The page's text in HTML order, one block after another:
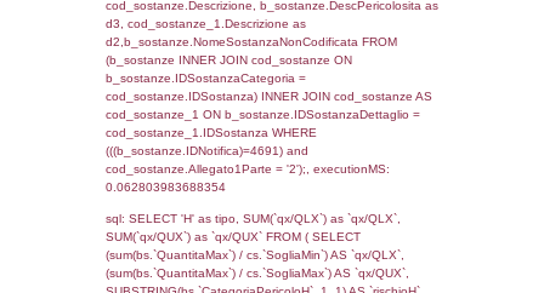
cod_territori_tipologia ON
(f_territori_limitrofi.IDTipologiaTerritorio =
cod_territori_tipologia.IDTipologiaTerritorio)
(f_territori_limitrofi.IDTipoTerritorio =
cod_territori_tipologia.IDTerritorioTP)
(((f_territori_limitrofi.IDNotifica)=4691) AND
((f_territori_limitrofi.IDTipoTerritorio)=6)),
0.069683074951172
sql: SELECT f_territori_limitrofi.Distanza,
f_territori_limitrofi.Direzione,